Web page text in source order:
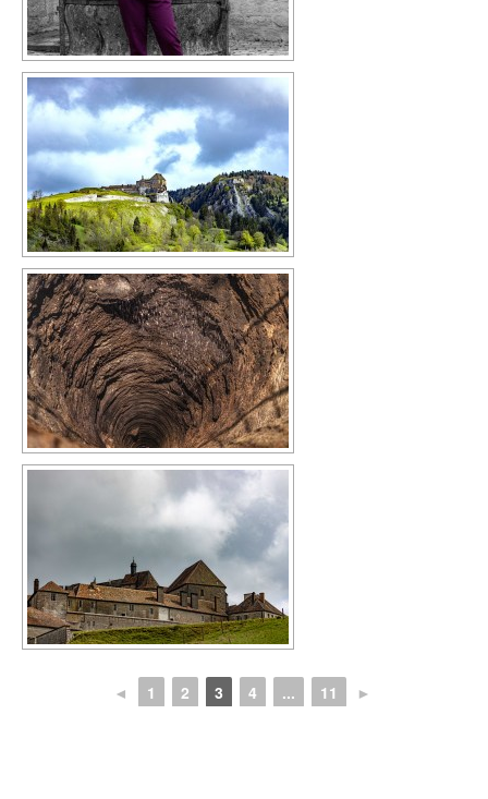
◄ 1 2 3 4 ... 11 ►